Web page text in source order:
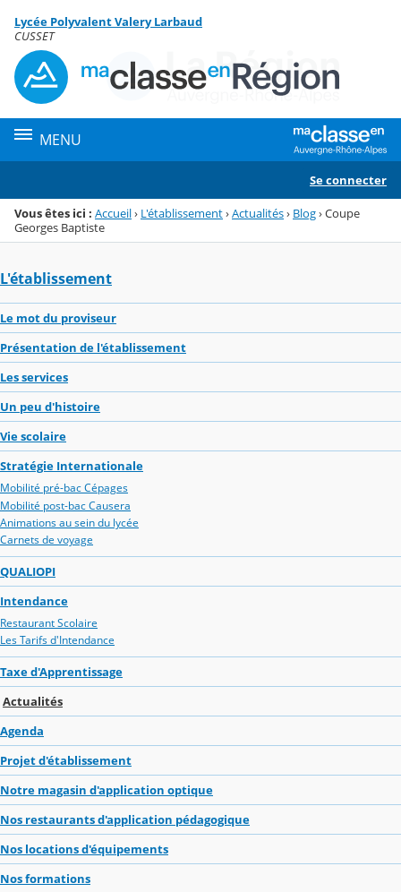
Menu de la rubrique
Contenu
Lycée Polyvalent Valery Larbaud
CUSSET
MENU
Se connecter
Vous êtes ici : Accueil› L'établissement›Actualités› Blog›Coupe
Georges Baptiste
L'établissement
Le mot du proviseur
Présentation de l'établissement
Les services
Un peu d'histoire
Vie scolaire
Stratégie Internationale
Mobilité pré-bac Cépages
Mobilité post-bac Causera
Animations au sein du lycée
Carnets de voyage
QUALIOPI
Intendance
Restaurant Scolaire
Les Tarifs d'Intendance
Taxe d'Apprentissage
Actualités
Agenda
Projet d'établissement
Notre magasin d'application optique
Nos restaurants d'application pédagogique
Nos locations d'équipements
Nos formations